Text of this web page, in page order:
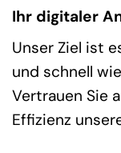
Ihr digitaler
Unser Ziel ist
und schnell
Vertrauen Sie
Effizienz